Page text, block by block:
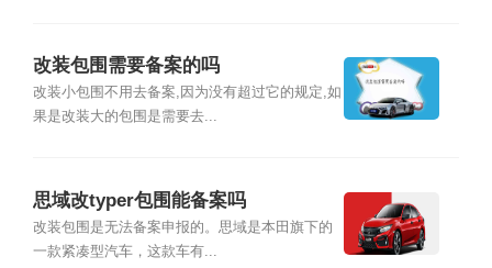
改装包围需要备案的吗
改装小包围不用去备案,因为没有超过它的规定,如
果是改装大的包围是需要去...
思域改typer包围能备案吗
改装包围是无法备案申报的。思域是本田旗下的
一款紧凑型汽车，这款车有...